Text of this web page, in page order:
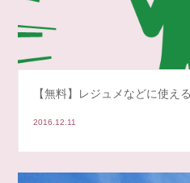
【無料】レジュメなどに使え
2016.12.11